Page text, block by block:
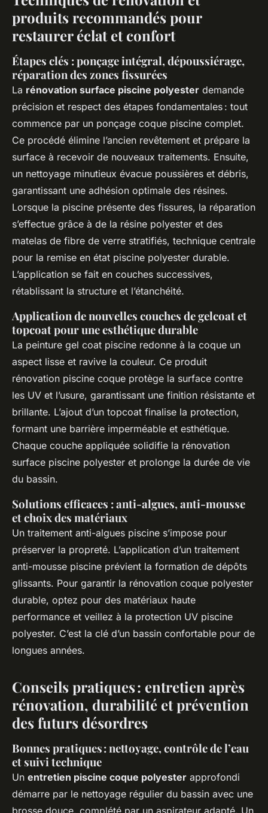
produits recommandés pour
restaurer éclat et confort
Étapes clés : ponçage intégral, dépoussiérage,
réparation des zones fissurées
La rénovation surface piscine polyester demande
précision et respect des étapes fondamentales : tout
commence par un ponçage coque piscine complet.
Ce procédé élimine l’ancien revêtement et prépare la
surface à recevoir de nouveaux traitements. Ensuite,
un nettoyage minutieux évacue poussières et débris,
garantissant une adhésion optimale des résines.
Lorsque la piscine présente des fissures, la réparation
s’effectue grâce à de la résine polyester et des
matelas de fibre de verre stratifiés, technique centrale
pour la remise en état piscine polyester durable.
L’application se fait en couches successives,
rétablissant la structure et l’étanchéité.
Application de nouvelles couches de gelcoat et
topcoat pour une esthétique durable
La peinture gel coat piscine redonne à la coque un
aspect lisse et ravive la couleur. Ce produit
rénovation piscine coque protège la surface contre
les UV et l’usure, garantissant une finition résistante et
brillante. L’ajout d’un topcoat finalise la protection,
formant une barrière imperméable et esthétique.
Chaque couche appliquée solidifie la rénovation
surface piscine polyester et prolonge la durée de vie
du bassin.
Solutions efficaces : anti-algues, anti-mousse
et choix des matériaux
Un traitement anti-algues piscine s’impose pour
préserver la propreté. L’application d’un traitement
anti-mousse piscine prévient la formation de dépôts
glissants. Pour garantir la rénovation coque polyester
durable, optez pour des matériaux haute
performance et veillez à la protection UV piscine
polyester. C’est la clé d’un bassin confortable pour de
longues années.
Conseils pratiques : entretien après
rénovation, durabilité et prévention
des futurs désordres
Bonnes pratiques : nettoyage, contrôle de l’eau
et suivi technique
Un entretien piscine coque polyester approfondi
démarre par le nettoyage régulier du bassin avec une
brosse douce, complété par un aspirateur adapté. Un